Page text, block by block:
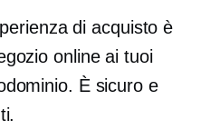
di acquisto è
online ai tuoi
È sicuro e